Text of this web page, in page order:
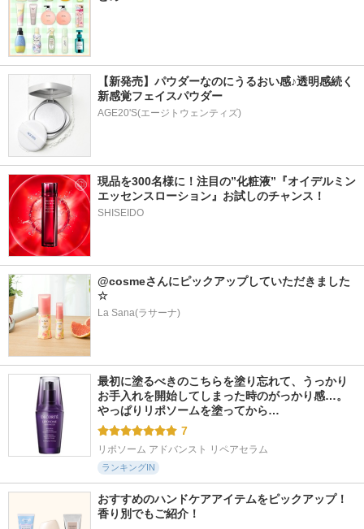
【新発売】パウダーなのにうるおい感♪透明感続く
新感覚フェイスパウダー
AGE20'S(エージトウェンティズ)
現品を300名様に！注目の”化粧液”『オイデルミン
エッセンスローション』お試しのチャンス！
SHISEIDO
@cosmeさんにピックアップしていただきました
☆
La Sana(ラサーナ)
最初に塗るべきのこちらを塗り忘れて、うっかり
お手入れを開始してしまった時のがっかり感…。
やっぱりリポソームを塗ってから…
7
リポソーム アドバンスト リペアセラム
ランキングIN
おすすめのハンドケアアイテムをピックアップ！
香り別でもご紹介！